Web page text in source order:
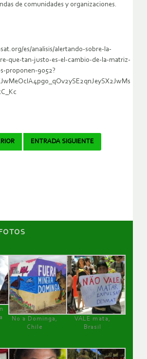
de comunidades y organizaciones.
es/analisis/alertando-sobre-la-
que-tan-justo-es-el-cambio-de-la-matriz-
proponen-9052?
ENTRADA SIGUIENTE
No a Dominga,
Chile
VALE mata,
Brasil